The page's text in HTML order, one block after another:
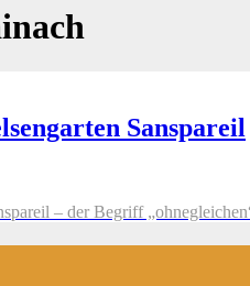
Sanspareil
– der Begriff